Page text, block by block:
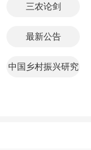
三农论剑
最新公告
中国乡村振兴研究